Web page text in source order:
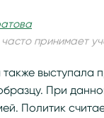
принимает
выступала
При
Политик